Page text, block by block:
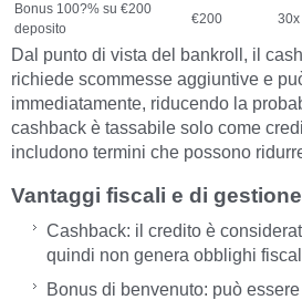
Bonus 100?% su €200
deposito
€200
Dal punto di vista del bankroll, il
richiede scommesse aggiuntive e
immediatamente, riducendo la
cashback è tassabile solo come
includono termini che possono
Vantaggi fiscali e di gestione
Cashback: il credito è
quindi non genera obblighi
Bonus di benvenuto: può